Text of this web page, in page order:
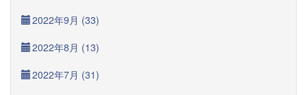
2022年9月 (33)
2022年8月 (13)
2022年7月 (31)